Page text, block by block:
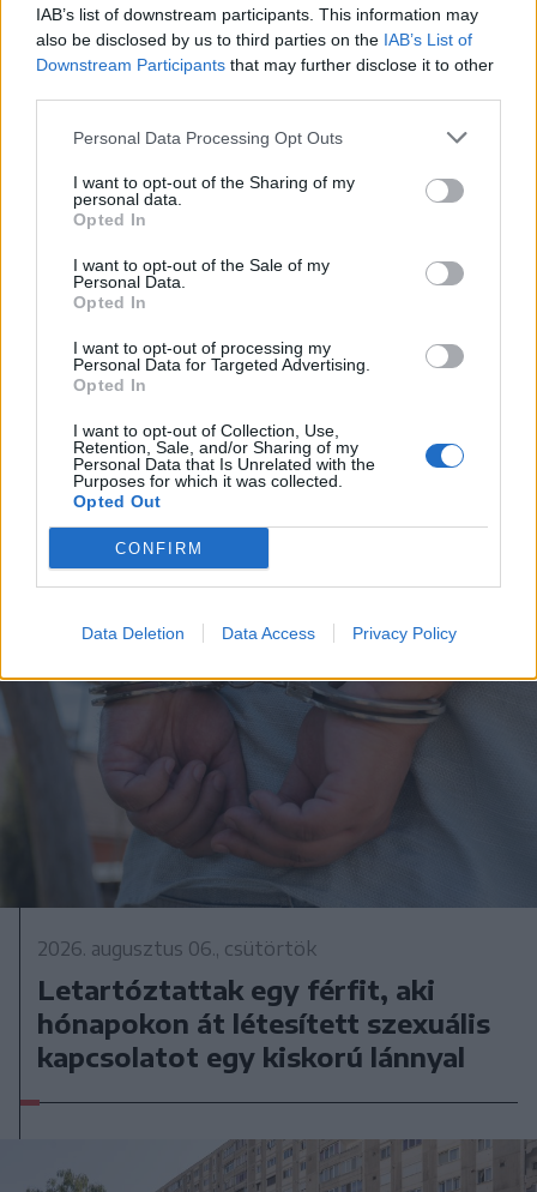
IAB’s list of downstream participants. This information may
also be disclosed by us to third parties on the IAB’s List of
Downstream Participants that may further disclose it to other
Personal Data Processing Opt Outs
I want to opt-out of the Sharing of my
personal data.
Opted In
I want to opt-out of the Sale of my
Personal Data.
Opted In
I want to opt-out of processing my
Personal Data for Targeted Advertising.
Opted In
I want to opt-out of Collection, Use,
Retention, Sale, and/or Sharing of my
Personal Data that Is Unrelated with the
Purposes for which it was collected.
Opted Out
CONFIRM
Data Deletion Data Access Privacy Policy
2026. augusztus 06., csütörtök
Életét vesztette két halász, akiket
villámcsapás ért a Maros partján –
frissítve
2026. augusztus 06., csütörtök
Letartóztattak egy férfit, aki
hónapokon át létesített szexuális
kapcsolatot egy kiskorú lánnyal